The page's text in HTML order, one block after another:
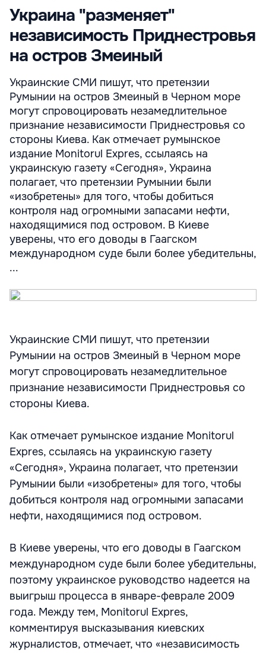
Украина "разменяет"
независимость Приднестровья
на остров Змеиный
Украинские СМИ пишут, что претензии
Румынии на остров Змеиный в Черном море
могут спровоцировать незамедлительное
признание независимости Приднестровья со
стороны Киева. Как отмечает румынское
издание Monitorul Expres, ссылаясь на
украинскую газету «Сегодня», Украина
полагает, что претензии Румынии были
«изобретены» для того, чтобы добиться
контроля над огромными запасами нефти,
находящимися под островом. В Киеве
уверены, что его доводы в Гаагском
международном суде были более убедительны,
...
Украинские СМИ пишут, что претензии
Румынии на остров Змеиный в Черном море
могут спровоцировать незамедлительное
признание независимости Приднестровья со
стороны Киева.
Как отмечает румынское издание Monitorul
Expres, ссылаясь на украинскую газету
«Сегодня», Украина полагает, что претензии
Румынии были «изобретены» для того, чтобы
добиться контроля над огромными запасами
нефти, находящимися под островом.
В Киеве уверены, что его доводы в Гаагском
международном суде были более убедительны,
поэтому украинское руководство надеется на
выигрыш процесса в январе-феврале 2009
года. Между тем, Monitorul Expres,
комментируя высказывания киевских
журналистов, отмечает, что «независимость